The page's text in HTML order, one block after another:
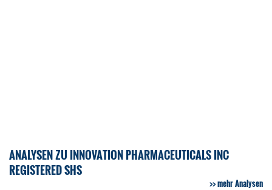
ANALYSEN ZU INNOVATION PHARMACEUTICALS INC
REGISTERED SHS
mehr Analysen